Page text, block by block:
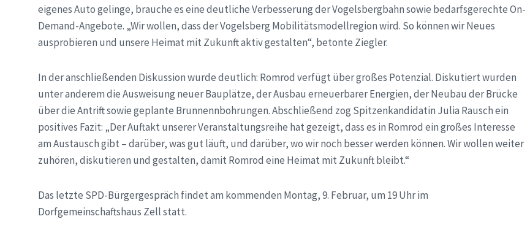
eigenes Auto gelinge, brauche es eine deutliche Verbesserung der Vogelsbergbahn sowie bedarfsgerechte On-
Demand-Angebote. „Wir wollen, dass der Vogelsberg Mobilitätsmodellregion wird. So können wir Neues
ausprobieren und unsere Heimat mit Zukunft aktiv gestalten“, betonte Ziegler.
In der anschließenden Diskussion wurde deutlich: Romrod verfügt über großes Potenzial. Diskutiert wurden
unter anderem die Ausweisung neuer Bauplätze, der Ausbau erneuerbarer Energien, der Neubau der Brücke
über die Antrift sowie geplante Brunnennbohrungen. Abschließend zog Spitzenkandidatin Julia Rausch ein
positives Fazit: „Der Auftakt unserer Veranstaltungsreihe hat gezeigt, dass es in Romrod ein großes Interesse
am Austausch gibt – darüber, was gut läuft, und darüber, wo wir noch besser werden können. Wir wollen weiter
zuhören, diskutieren und gestalten, damit Romrod eine Heimat mit Zukunft bleibt.“
Das letzte SPD-Bürgergespräch findet am kommenden Montag, 9. Februar, um 19 Uhr im
Dorfgemeinschaftshaus Zell statt.